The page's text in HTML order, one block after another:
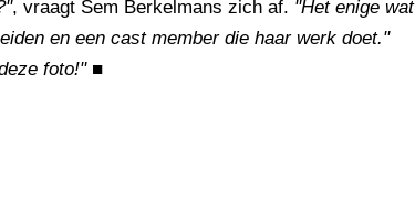
, vraagt Sem Berkelmans zich af. "Het enige wat
en een cast member die haar werk doet."
foto!" ■